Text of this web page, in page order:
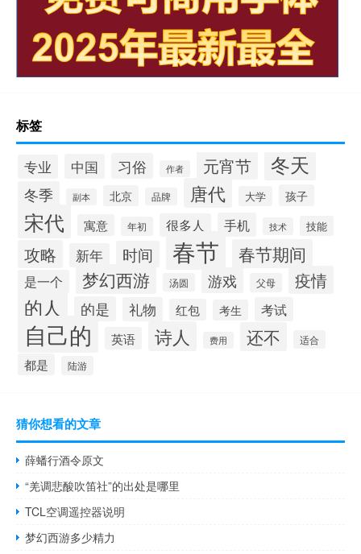
标签
专业 中国 习俗 作者 元宵节 冬天
冬季 副本 北京 品牌 唐代 大学 孩子
宋代 寓意 年初 很多人 手机 技术 技能
攻略 新年 时间 春节 春节期间
是一个 梦幻西游 汤圆 游戏 父母 疫情
的人 的是 礼物 红包 考生 考试
自己的 英语 诗人 费用 还不 适合
都是 陆游
猜你想看的文章
薛蟠行酒令原文
“羌调悲酸吹笛社”的出处是哪里
TCL空调遥控器说明
梦幻西游多少精力